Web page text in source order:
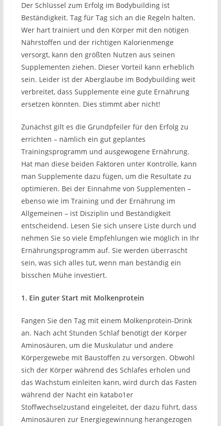
Der Schlüssel zum Erfolg im Bodybuilding ist
Beständigkeit. Tag für Tag sich an die Regeln halten.
Wer hart trainiert und den Körper mit den nötigen
Nährstoffen und der richtigen Kalorienmenge
versorgt, kann den größten Nutzen aus seinen
Supplementen ziehen. Dieser Vorteil kann erheblich
sein. Leider ist der Aberglaube im Bodybuilding weit
verbreitet, dass Supplemente eine gute Ernährung
ersetzen könnten. Dies stimmt aber nicht!
Zunächst gilt es die Grundpfeiler für den Erfolg zu
errichten – nämlich ein gut geplantes
Trainingsprogramm und ausgewogene Ernährung.
Hat man diese beiden Faktoren unter Kontrolle, kann
man Supplemente dazu fügen, um die Resultate zu
optimieren. Bei der Einnahme von Supplementen –
ebenso wie im Training und der Ernährung im
Allgemeinen – ist Disziplin und Beständigkeit
entscheidend. Lesen Sie sich unsere Liste durch und
nehmen Sie so viele Empfehlungen wie möglich in Ihr
Ernährungsprogramm auf. Sie werden überrascht
sein, was sich alles tut, wenn man beständig ein
bisschen Mühe investiert.
1. Ein guter Start mit Molkenprotein
Fangen Sie den Tag mit einem Molkenprotein-Drink
an. Nach acht Stunden Schlaf benötigt der Körper
Aminosäuren, um die Muskulatur und andere
Körpergewebe mit Baustoffen zu versorgen. Obwohl
sich der Körper während des Schlafes erholen und
das Wachstum einleiten kann, wird durch das Fasten
während der Nacht ein katabo1er
Stoffwechselzustand eingeleitet, der dazu führt, dass
Aminosäuren zur Energiegewinnung herangezogen